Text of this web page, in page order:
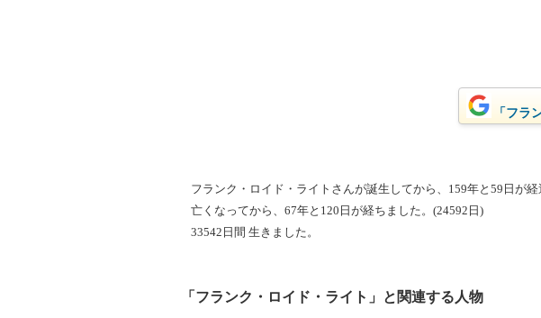
「フラ
フランク・ロイド・ライトさんが誕生してから、159年と59日が
亡くなってから、67年と120日が経ちました。(24592日)
33542日間 生きました。
「フランク・ロイド・ライト」と関連する人物